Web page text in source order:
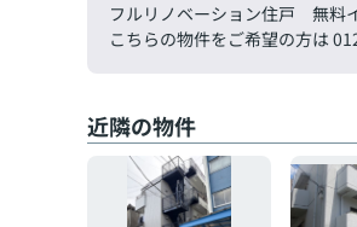
フルリノベーション住戸 無料
こちらの物件をご希望の方は
近隣の物件